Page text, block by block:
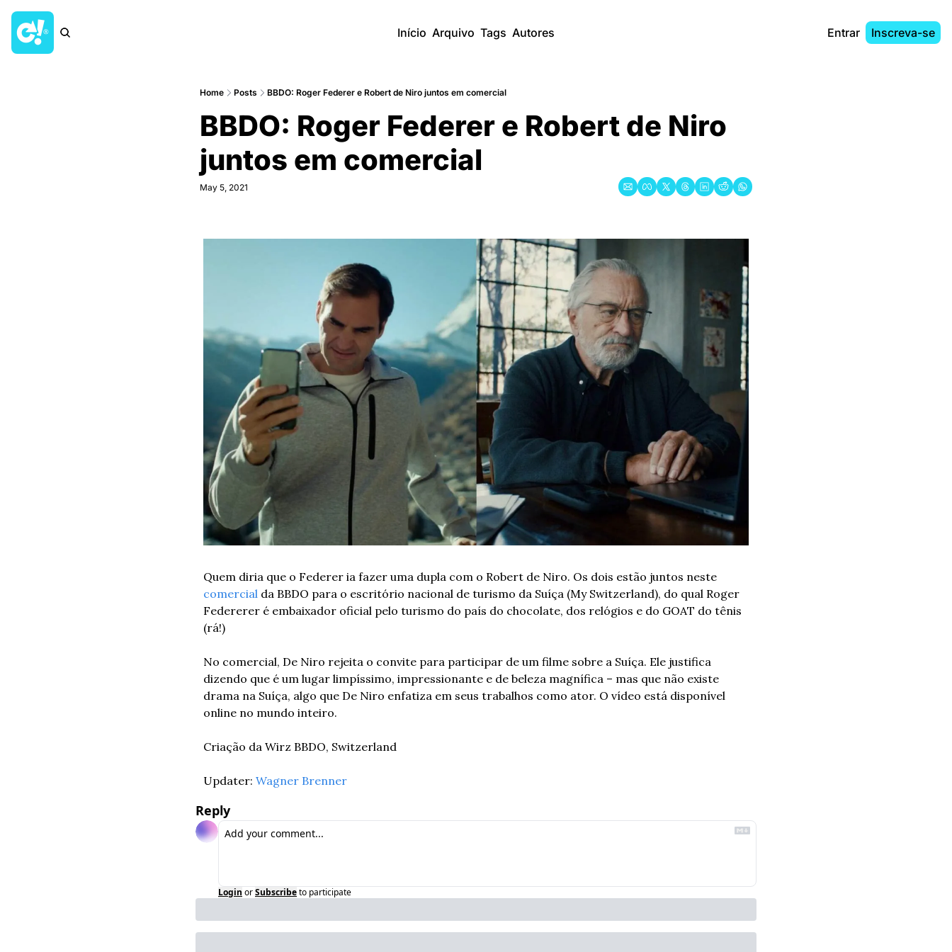
Início Arquivo Tags Autores Entrar Inscreva-se
Home Posts BBDO: Roger Federer e Robert de Niro juntos em comercial
BBDO: Roger Federer e Robert de Niro
juntos em comercial
May 5, 2021
comercial da BBDO para o escritório nacional de turismo da Suíça (My Switzerland), do qual Roger
Federerer é embaixador oficial pelo turismo do país do chocolate, dos relógios e do GOAT do tênis
(rá!)
No comercial, De Niro rejeita o convite para participar de um filme sobre a Suíça. Ele justifica
dizendo que é um lugar limpíssimo, impressionante e de beleza magnífica – mas que não existe
drama na Suíça, algo que De Niro enfatiza em seus trabalhos como ator. O vídeo está disponível
online no mundo inteiro.
Criação da Wirz BBDO, Switzerland
Updater: Wagner Brenner
Reply
Login orSubscribeto participate